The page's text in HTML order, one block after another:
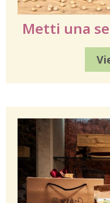
Metti una